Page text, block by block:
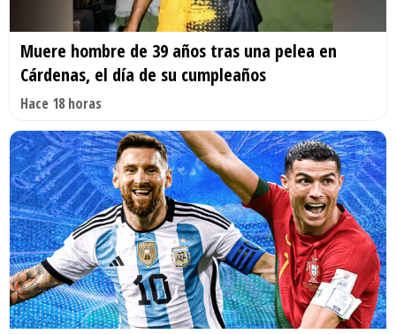
Muere hombre de 39 años tras una pelea en
Cárdenas, el día de su cumpleaños
Hace 18 horas